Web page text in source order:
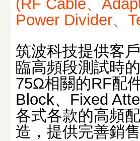
(RF Cable、
Power Divider、
筑波科技提供客
臨高頻段測試時
75Ω相關的RF配
Block、Fixed
各式各款的高頻
造，提供完善銷